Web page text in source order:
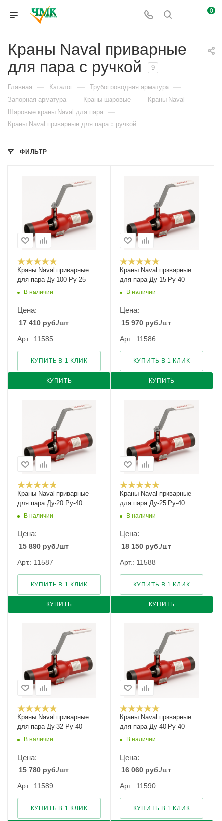
0
Краны Naval приварные
для пара с ручкой
9
Главная — Каталог — Трубопроводная арматура —
Запорная арматура — Краны шаровые — Краны Naval —
Шаровые краны Naval для пара —
Краны Naval приварные для пара с ручкой
ФИЛЬТР
Краны Naval приварные
для пара Ду-100 Ру-25
В наличии
Цена:
17 410 руб./шт
Арт.: 11585
КУПИТЬ
КУПИТЬ В 1 КЛИК
Краны Naval приварные
для пара Ду-15 Ру-40
В наличии
Цена:
15 970 руб./шт
Арт.: 11586
КУПИТЬ
КУПИТЬ В 1 КЛИК
Краны Naval приварные
для пара Ду-20 Ру-40
В наличии
Цена:
15 890 руб./шт
Арт.: 11587
КУПИТЬ
КУПИТЬ В 1 КЛИК
Краны Naval приварные
для пара Ду-25 Ру-40
В наличии
Цена:
18 150 руб./шт
Арт.: 11588
КУПИТЬ
КУПИТЬ В 1 КЛИК
Краны Naval приварные
для пара Ду-32 Ру-40
В наличии
Цена:
15 780 руб./шт
Арт.: 11589
КУПИТЬ В 1 КЛИК
Краны Naval приварные
для пара Ду-40 Ру-40
В наличии
Цена:
16 060 руб./шт
Арт.: 11590
КУПИТЬ В 1 КЛИК